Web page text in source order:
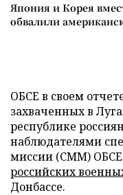
Япония и Корея
обвалили
ОБСЕ в своем
захваченных в
республике
наблюдателями
миссии (СММ) ОБСЕ
российских
Донбассе.